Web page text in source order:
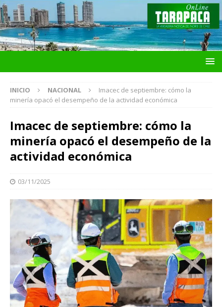
INICIO NACIONAL
Imacec de septiembre: cómo la
minería opacó el desempeño de la actividad económica
Imacec de septiembre: cómo la
minería opacó el desempeño de la
actividad económica
03/11/2025